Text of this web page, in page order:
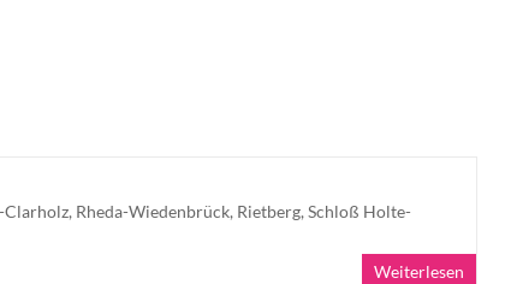
Clarholz, Rheda-Wiedenbrück, Rietberg, Schloß Holte-
Weiterlesen